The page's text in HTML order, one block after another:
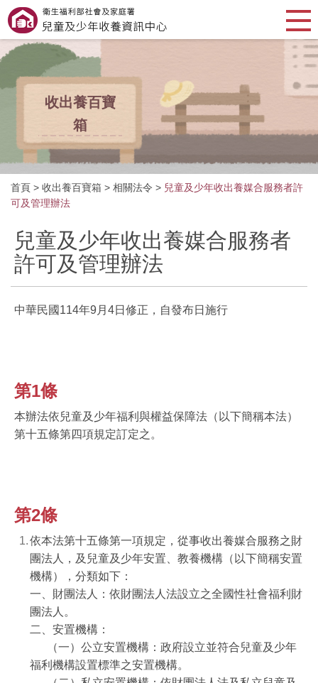
收出養百寶
箱
首頁 > 收出養百寶箱 > 相關法令 > 兒童及少年收出養媒合服務者許
可及管理辦法
兒童及少年收出養媒合服務者
許可及管理辦法
中華民國114年9月4日修正，自發布日施行
第1條
本辦法依兒童及少年福利與權益保障法（以下簡稱本法）
第十五條第四項規定訂定之。
第2條
依本法第十五條第一項規定，從事收出養媒合服務之財
團法人，及兒童及少年安置、教養機構（以下簡稱安置
機構），分類如下：
一、財團法人：依財團法人法設立之全國性社會福利財
團法人。
二、安置機構：
（一）公立安置機構：政府設立並符合兒童及少年
福利機構設置標準之安置機構。